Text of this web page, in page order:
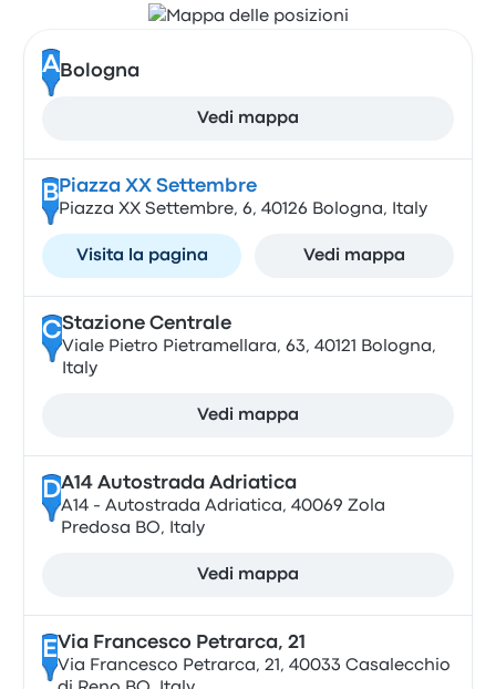
ABologna
Vedi mappa
B Piazza XX Settembre
Piazza XX Settembre, 6, 40126 Bologna, Italy
Visita la pagina Vedi mappa
CStazione Centrale
Viale Pietro Pietramellara, 63, 40121 Bologna,
Italy
Vedi mappa
DA14 Autostrada Adriatica
A14 - Autostrada Adriatica, 40069 Zola
Predosa BO, Italy
Vedi mappa
EVia Francesco Petrarca, 21
Via Francesco Petrarca, 21, 40033 Casalecchio